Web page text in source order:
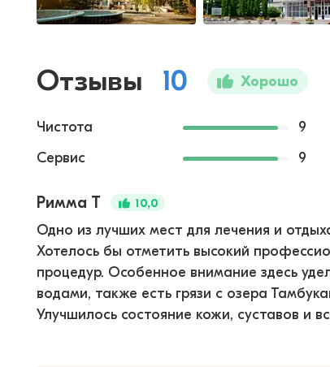
Отзывы 10 Хорошо
Чистота 9
Сервис
9
Римма Т 10,0
Одно из лучших мест для лечения и
Хотелось бы отметить высокий
процедур. Особенное внимание здесь
водами, также есть грязи с озера
Улучшилось состояние кожи, суставов и